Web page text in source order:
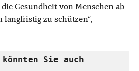
Gesundheit von Menschen ab
langfristig zu schützen“,
Sie auch